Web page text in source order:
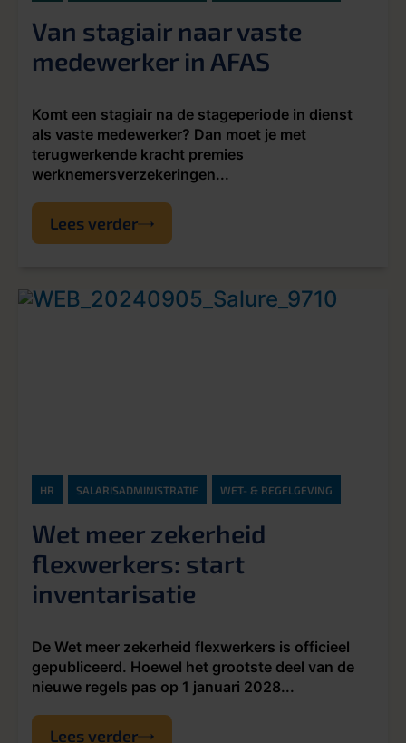
Van stagiair naar vaste
medewerker in AFAS
Komt een stagiair na de stageperiode in dienst
als vaste medewerker? Dan moet je met
terugwerkende kracht premies
werknemersverzekeringen...
Lees verder
HR SALARISADMINISTRATIE WET- & REGELGEVING
Wet meer zekerheid
flexwerkers: start
inventarisatie
De Wet meer zekerheid flexwerkers is officieel
gepubliceerd. Hoewel het grootste deel van de
nieuwe regels pas op 1 januari 2028...
Lees verder